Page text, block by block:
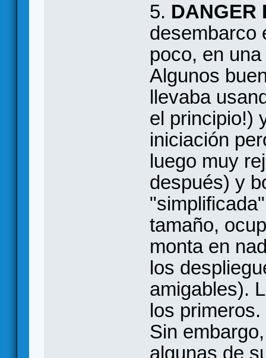
5. DANGER
desembarco
poco, en
Algunos
llevaba
el principio!)
iniciación
luego muy
después) y
tamaño,
monta en
los
amigables).
los primeros.
Sin
algunas de